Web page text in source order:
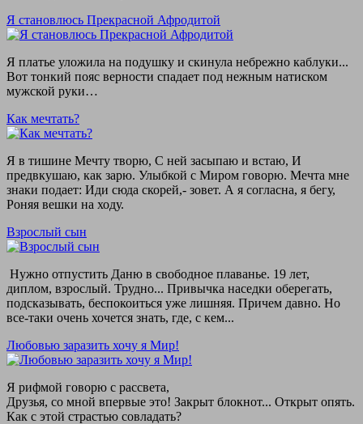
Я становлюсь Прекрасной Афродитой
Я платье уложила на подушку и скинула небрежно каблуки...
Вот тонкий пояс верности спадает под нежным натиском
мужской руки…
Как мечтать?
Я в тишине Мечту творю, С ней засыпаю и встаю, И
предвкушаю, как зарю. Улыбкой с Миром говорю. Мечта мне
знаки подает: Иди сюда скорей,- зовет. А я согласна, я бегу,
Роняя вешки на ходу.
Взрослый сын
Нужно отпустить Даню в свободное плаванье. 19 лет,
диплом, взрослый. Трудно... Привычка наседки оберегать,
подсказывать, беспокоиться уже лишняя. Причем давно. Но
все-таки очень хочется знать, где, с кем...
Любовью заразить хочу я Мир!
Я рифмой говорю с рассвета,
Друзья, со мной впервые это! Закрыт блокнот... Открыт опять.
Как с этой страстью совладать?